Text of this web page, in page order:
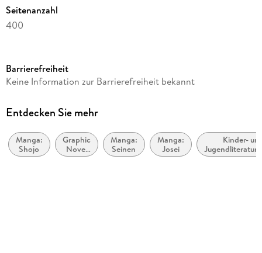
Seitenanzahl
400
Reihe
Autor/Autorin
Übersetzung
Tsubaki
Barrierefreiheit
Keine Information zur Barrierefreiheit bekannt
Entdecken Sie mehr
Manga:
Shojo
Graphic
Novel
und
Manga:
Seinen
Manga:
Josei
Kinder-
allgemein